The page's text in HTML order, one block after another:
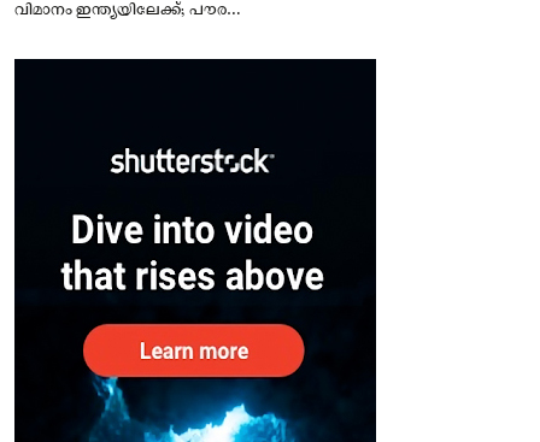
വിമാനം ഇന്ത്യയിലേക്ക്; പൗരന്മാർ
– കേന്ദ്രം